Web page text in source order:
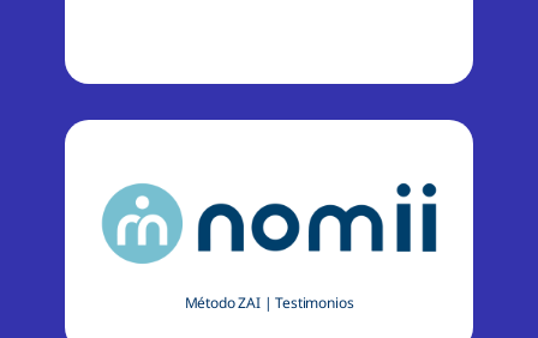
Método ZAI|Testimonios